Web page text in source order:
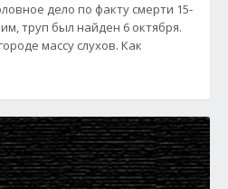
дело по факту смерти 15-
труп был найден 6 октября.
массу слухов. Как